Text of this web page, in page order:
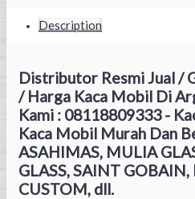
Description
Distributor Resmi Jual /
/ Harga Kaca Mobil Di
Kami : 08118809333 -
Kaca Mobil Murah Dan
ASAHIMAS, MULIA
GLASS, SAINT
CUSTOM, dll.